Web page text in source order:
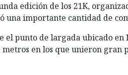
edición de los 21K,
una importante cantidad de
el punto de largada ubicado
en los que unieron gran